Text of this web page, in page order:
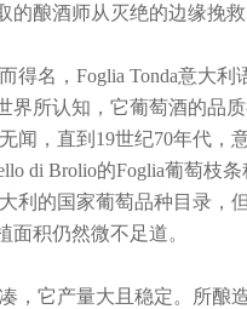
的酿酒师从灭绝的边缘挽
得名，Foglia Tonda意大利
界所认知，它葡萄酒的品
闻，直到19世纪70年代，
di Brolio的Foglia葡萄枝
利的国家葡萄品种目录，
面积仍然微不足道。
，它产量大且稳定。所酿